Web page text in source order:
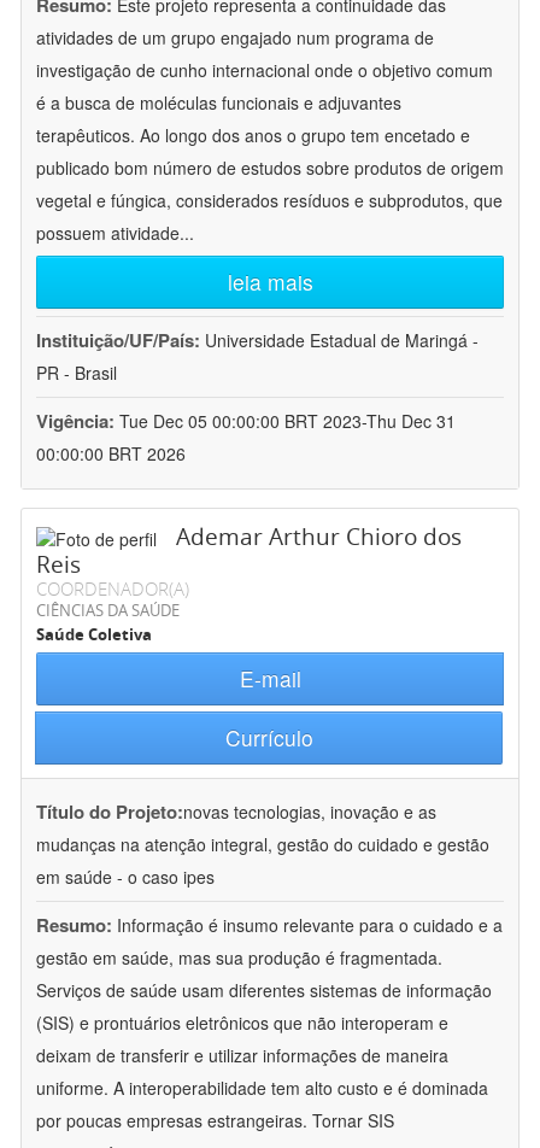
Este projeto representa a continuidade das
atividades de um grupo engajado num programa de
investigação de cunho internacional onde o objetivo comum
é a busca de moléculas funcionais e adjuvantes
terapêuticos. Ao longo dos anos o grupo tem encetado e
publicado bom número de estudos sobre produtos de origem
vegetal e fúngica, considerados resíduos e subprodutos, que
possuem atividade...
leia mais
Instituição/UF/País: Universidade Estadual de Maringá -
PR - Brasil
Vigência: Tue Dec 05 00:00:00 BRT 2023-Thu Dec 31
00:00:00 BRT 2026
Ademar Arthur Chioro dos
Reis
COORDENADOR(A)
CIÊNCIAS DA SAÚDE
Saúde Coletiva
E-mail
Currículo
Título do Projeto:novas tecnologias, inovação e as
mudanças na atenção integral, gestão do cuidado e gestão
em saúde - o caso ipes
Resumo: Informação é insumo relevante para o cuidado e a
gestão em saúde, mas sua produção é fragmentada.
Serviços de saúde usam diferentes sistemas de informação
(SIS) e prontuários eletrônicos que não interoperam e
deixam de transferir e utilizar informações de maneira
uniforme. A interoperabilidade tem alto custo e é dominada
por poucas empresas estrangeiras. Tornar SIS